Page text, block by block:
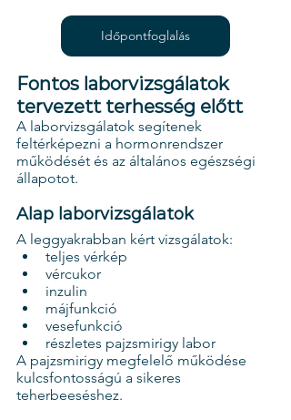
Időpontfoglalás
Fontos laborvizsgálatok
tervezett terhesség előtt
A laborvizsgálatok segítenek
feltérképezni a hormonrendszer
működését és az általános egészségi
állapotot.
Alap laborvizsgálatok
A leggyakrabban kért vizsgálatok:
teljes vérkép
vércukor
inzulin
májfunkció
vesefunkció
részletes pajzsmirigy labor
A pajzsmirigy megfelelő működése
kulcsfontosságú a sikeres
teherbeeséshez.